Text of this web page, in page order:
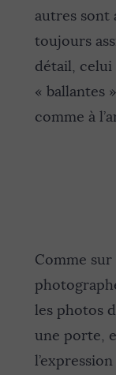
autres sont
toujours
détail, celui
« ballantes
comme à
Comme
les photos
une porte,